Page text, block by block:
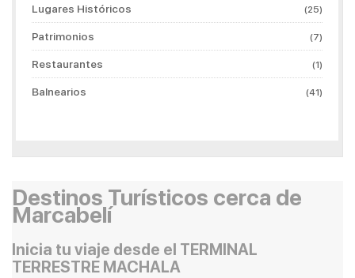
Lugares Históricos (25)
Patrimonios (7)
Restaurantes (1)
Balnearios (41)
Destinos Turísticos cerca de
Marcabelí
Inicia tu viaje desde el TERMINAL
TERRESTRE MACHALA